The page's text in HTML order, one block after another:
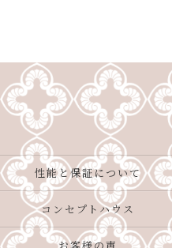
性能と保証について
コンセプトハウス